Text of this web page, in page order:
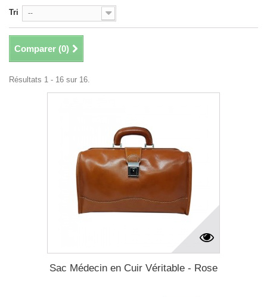
Tri --
Comparer (0)
Résultats 1 - 16 sur 16.
Sac Médecin en Cuir Véritable - Rose